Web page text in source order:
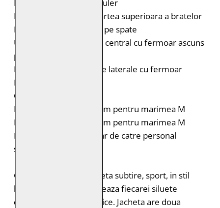
Fermoar decorativ pe guler
Portiuni matlasate in partea superioara a bratelor
Insertii elastice laterale pe spate
Un buzunar mic vertical central cu fermoar ascuns
pe piept
Doua buzunare verticale laterale cu fermoar
Fermoar la maneci
Croiala: Slim Fit
Lungimea spatelui: 64 cm pentru marimea M
Lungimea manecii: 68 cm pentru marimea M
Intretinere: Spalare doar de catre personal
specializat
G2MEmrys este o jacheta subtire, sport, in stil
biker. Aceasta se adapteaza fiecarei siluete
datorita insertiilor elastice. Jacheta are doua